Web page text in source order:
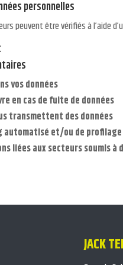
personnelles
peuvent être vérifiés à l’aide
vos données
en cas de fuite de données
transmettent des données
et/ou de profilage
liées aux secteurs soumis
JACK